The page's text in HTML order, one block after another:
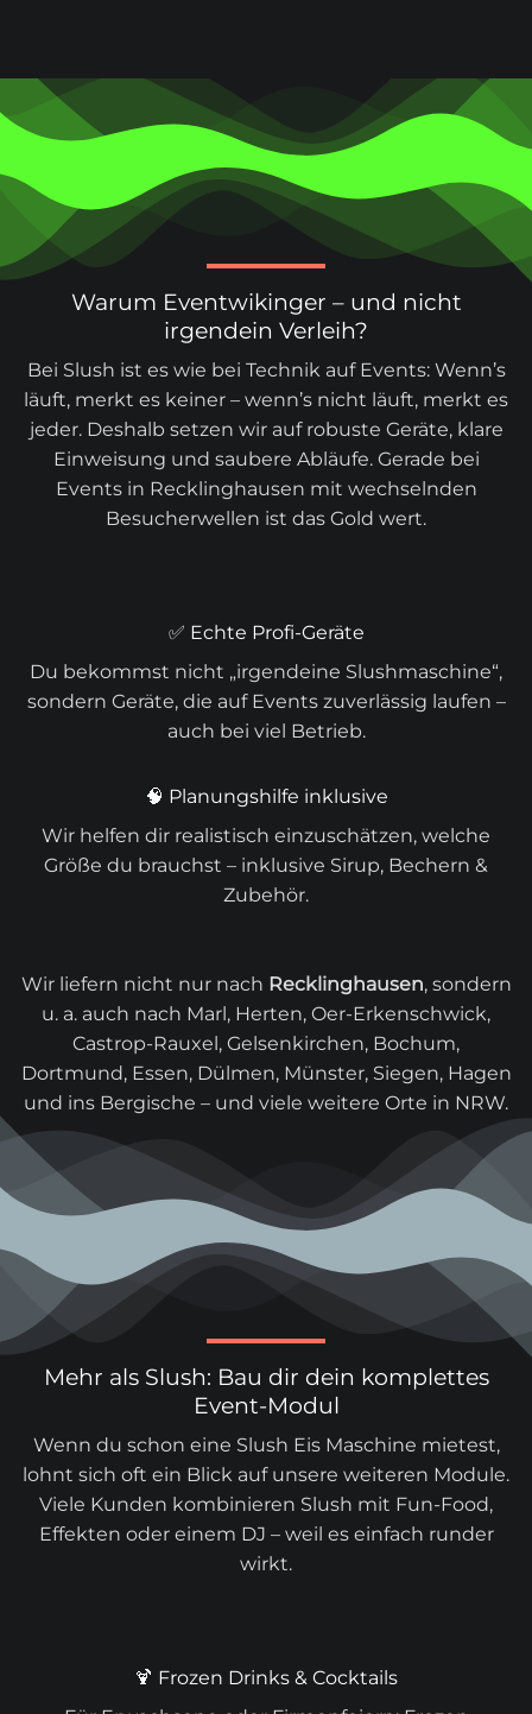
Warum Eventwikinger – und nicht
irgendein Verleih?
Bei Slush ist es wie bei Technik auf Events: Wenn’s
läuft, merkt es keiner – wenn’s nicht läuft, merkt es
jeder. Deshalb setzen wir auf robuste Geräte, klare
Einweisung und saubere Abläufe. Gerade bei
Events in Recklinghausen mit wechselnden
Besucherwellen ist das Gold wert.
✅ Echte Profi-Geräte
Du bekommst nicht „irgendeine Slushmaschine“,
sondern Geräte, die auf Events zuverlässig laufen –
auch bei viel Betrieb.
🧠 Planungshilfe inklusive
Wir helfen dir realistisch einzuschätzen, welche
Größe du brauchst – inklusive Sirup, Bechern &
Zubehör.
Wir liefern nicht nur nach Recklinghausen, sondern
u. a. auch nach Marl, Herten, Oer-Erkenschwick,
Castrop-Rauxel, Gelsenkirchen, Bochum,
Dortmund, Essen, Dülmen, Münster, Siegen, Hagen
und ins Bergische – und viele weitere Orte in NRW.
Mehr als Slush: Bau dir dein komplettes
Event-Modul
Wenn du schon eine Slush Eis Maschine mietest,
lohnt sich oft ein Blick auf unsere weiteren Module.
Viele Kunden kombinieren Slush mit Fun-Food,
Effekten oder einem DJ – weil es einfach runder
wirkt.
🍹 Frozen Drinks & Cocktails